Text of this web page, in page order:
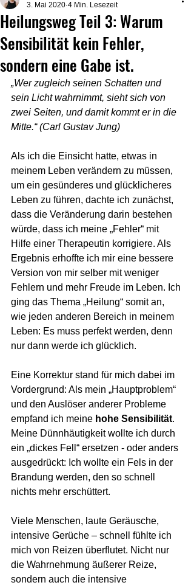
Heilungsweg Teil 3: Warum
Sensibilität kein Fehler,
sondern eine Gabe ist.
3. Mai 2020 4 Min. Lesezeit
„Wer zugleich seinen Schatten und
sein Licht wahrnimmt, sieht sich von
zwei Seiten, und damit kommt er in die
Mitte.“ (Carl Gustav Jung)
Als ich die Einsicht hatte, etwas in
meinem Leben verändern zu müssen,
um ein gesünderes und glücklicheres
Leben zu führen, dachte ich zunächst,
dass die Veränderung darin bestehen
würde, dass ich meine „Fehler“ mit
Hilfe einer Therapeutin korrigiere. Als
Ergebnis erhoffte ich mir eine bessere
Version von mir selber mit weniger
Fehlern und mehr Freude im Leben. Ich
ging das Thema „Heilung“ somit an,
wie jeden anderen Bereich in meinem
Leben: Es muss perfekt werden, denn
nur dann werde ich glücklich.
Eine Korrektur stand für mich dabei im
Vordergrund: Als mein „Hauptproblem“
und den Auslöser anderer Probleme
empfand ich meine hohe Sensibilität.
Meine Dünnhäutigkeit wollte ich durch
ein „dickes Fell“ ersetzen - oder anders
ausgedrückt: Ich wollte ein Fels in der
Brandung werden, den so schnell
nichts mehr erschüttert.
Viele Menschen, laute Geräusche,
intensive Gerüche – schnell fühlte ich
mich von Reizen überflutet. Nicht nur
die Wahrnehmung äußerer Reize,
sondern auch die intensive